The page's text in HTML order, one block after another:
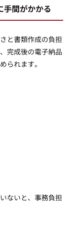
手間がかかる
と書類作成の負担
完成後の電子納品
られます。
ないと、事務負担